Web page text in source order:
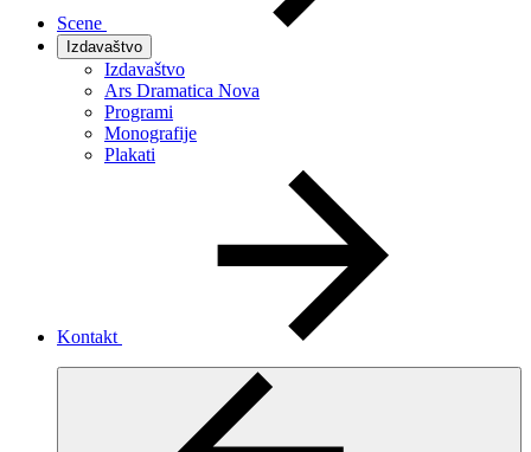
Scene
Izdavaštvo
Izdavaštvo
Ars Dramatica Nova
Programi
Monografije
Plakati
Kontakt